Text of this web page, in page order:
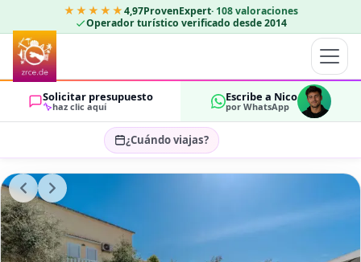
★★★★★4,97ProvenExpert· 108 valoraciones
Operador turístico verificado desde 2014
Solicitar presupuesto
haz clic aquí
Escribe a Nico
por WhatsApp
¿Cuándo viajas?
Seleccionar fechas…
HUÉSPEDES